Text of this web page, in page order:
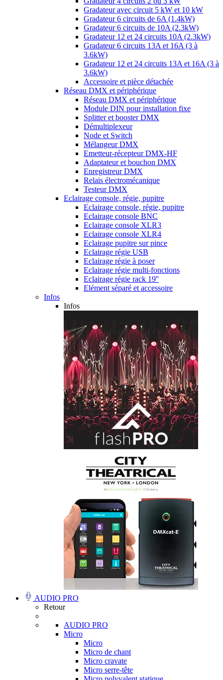
Gradateur avec circuit 5 kW et 10 kW
Gradateur 6 circuits de 6A (1.4kW)
Gradateur 6 circuits de 10A (2.3kW)
Gradateur 12 et 24 circuits 10A (2.3kW)
Gradateur 6 circuits 13A et 16A (3 à
3.6kW)
Gradateur 12 et 24 circuits 13A et 16A (3 à
3.6kW)
Accessoire et pièce détachée
Réseau DMX et périphérique
Réseau DMX et périphérique
Module DIN pour installation fixe
Splitter et booster DMX
Démultiplexeur
Node et Switch
Mélangeur DMX
Emetteur-récepteur DMX-HF
Adaptateur et bouchon DMX
Enregistreur DMX
Relais électromécanique
Testeur DMX
Eclairage console, régie, pupitre
Eclairage console, régie, pupitre
Eclairage console BNC
Eclairage console XLR3
Eclairage console XLR4
Eclairage pupitre sur pince
Eclairage régie USB
Eclairage régie à poser
Eclairage régie multi-fonctions
Eclairage régie rack 19''
Elément séparé et accessoire
Infos
Infos
AUDIO PRO
Retour
AUDIO PRO
Micro
Micro
Micro de chant
Micro cravate
Micro serre-tête